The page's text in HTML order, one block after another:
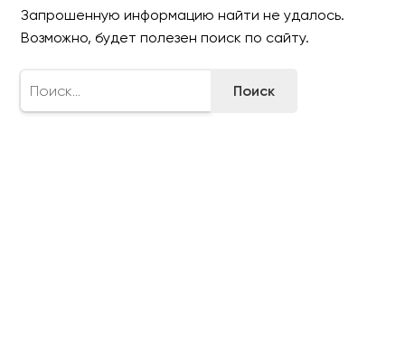
Запрошенную информацию найти не удалось.
Возможно, будет полезен поиск по сайту.